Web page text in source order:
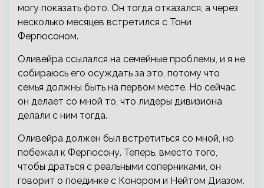
могу показать фото. Он тогда отказался, а через
несколько месяцев встретился с Тони
Фергюсоном.
Оливейра ссылался на семейные проблемы, и я не
собираюсь его осуждать за это, потому что
семья должны быть на первом месте. Но сейчас
он делает со мной то, что лидеры дивизиона
делали с ним тогда.
Оливейра должен был встретиться со мной, но
побежал к Фергюсону. Теперь, вместо того,
чтобы драться с реальными соперниками, он
говорит о поединке с Конором и Нейтом Диазом.